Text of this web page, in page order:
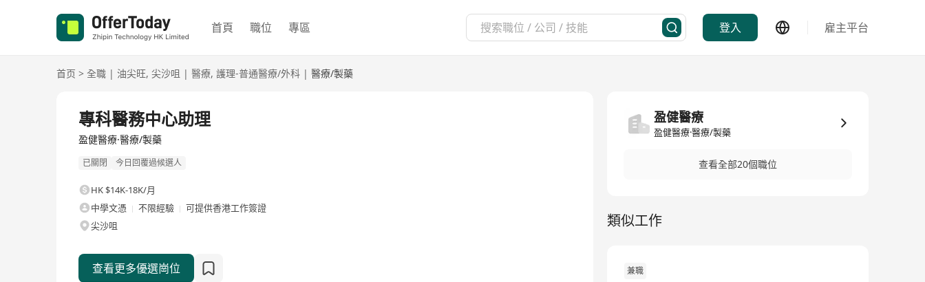
首頁 職位 專區 登入 雇主平台
首页 > 全職 | 油尖旺, 尖沙咀 | 醫療, 護理-普通醫療/外科 | 醫療/製藥
專科醫務中心助理
盈健醫療·醫療/製藥
已關閉 今日回覆過候選人
HK $14K-18K/月
中學文憑
不限經驗
可提供香港工作簽證
尖沙咀
查看更多優選崗位
盈健醫療
盈健醫療·醫療/製藥
查看全部20個職位
類似工作
兼職